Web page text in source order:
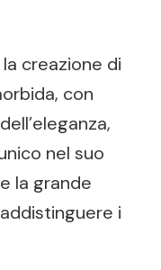
creazione di
con
nel suo
la grande
i